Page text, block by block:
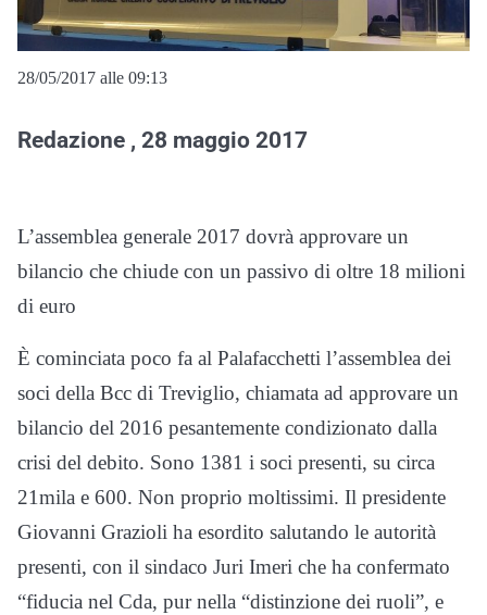
28/05/2017 alle 09:13
Redazione , 28 maggio 2017
L’assemblea generale 2017 dovrà approvare un
bilancio che chiude con un passivo di oltre 18 milioni
di euro
È cominciata poco fa al Palafacchetti l’assemblea dei
soci della Bcc di Treviglio, chiamata ad approvare un
bilancio del 2016 pesantemente condizionato dalla
crisi del debito. Sono 1381 i soci presenti, su circa
21mila e 600. Non proprio moltissimi. Il presidente
Giovanni Grazioli ha esordito salutando le autorità
presenti, con il sindaco Juri Imeri che ha confermato
“fiducia nel Cda, pur nella “distinzione dei ruoli”, e